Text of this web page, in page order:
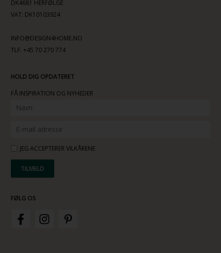
DK4681 HERFØLGE
VAT: DK10103924
INFO@DESIGN4HOME.NO
TLF. +45 70 270 774
HOLD DIG OPDATERET
FÅ INSPIRATION OG NYHEDER
JEG ACCEPTERER VILKÅRENE
FØLG OS